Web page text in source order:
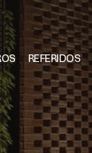
REFERIDOS